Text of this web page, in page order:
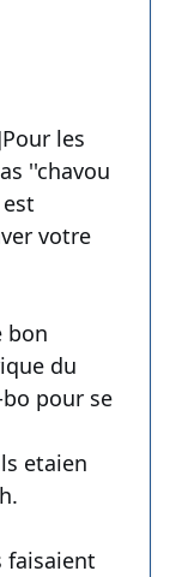
les
''chavou
votre
bon
du
pour se
etaien
faisaient